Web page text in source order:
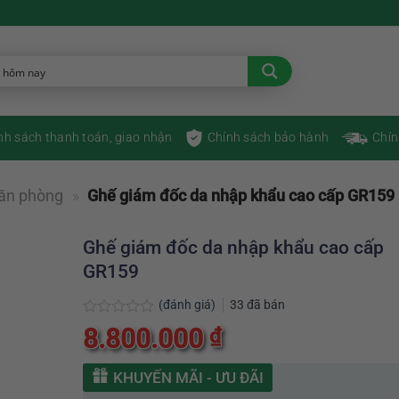
sách thanh toán, giao nhận Chính sách bảo hành
phòng » Ghế giám đốc da nhập khẩu cao cấp GR159
Ghế giám đốc da nhập khẩu cao cấp
GR159
Được
xếp
hạng
0
(đánh giá) 33 đã bán
8.800.000₫
KHUYẾN MÃI - ƯU ĐÃI